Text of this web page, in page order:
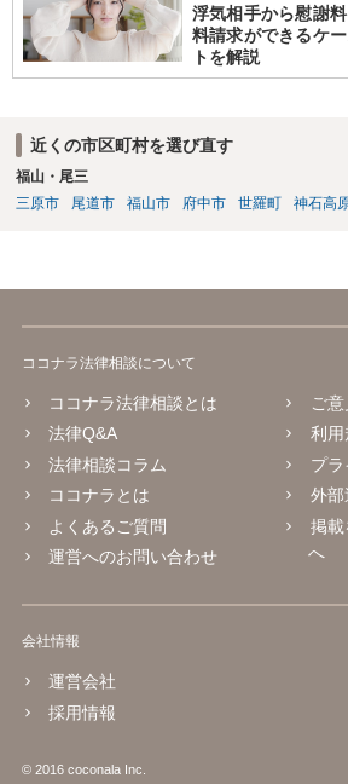
浮気相手から慰謝
料請求ができるケ
トを解説
近くの市区町村を選び直す
福山・尾三
三原市
尾道市 福山市 府中市 世羅町 神石高
ココナラ法律相談について
ココナラ法律相談とは
法律Q&A
法律相談コラム
ココナラとは
よくあるご質問
運営へのお問い合わせ
ご
利用
プ
外部
掲載
へ
会社情報
運営会社
採用情報
© 2016 coconala Inc.